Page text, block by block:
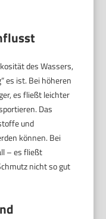
des Wassers,
es ist. Bei höheren
es fließt leichter
Das
und
können. Bei
– es fließt
nicht so gut